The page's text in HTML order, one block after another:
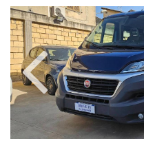
tracciamento
si
rimanda
alla
cookie
policy.
Puoi
rivedere
e
modificare